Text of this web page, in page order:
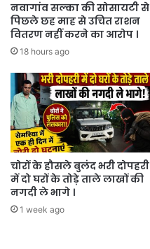
नवागांव सल्का की सोसायटी से
पिछले छह माह से उचित राशन
वितरण नहीं करने का आरोप ।
18 hours ago
चोरों के हौसले बुलंद भरी दोपहरी
में दो घरों के तोड़े ताले लाखों की
नगदी ले भागे ।
1 week ago